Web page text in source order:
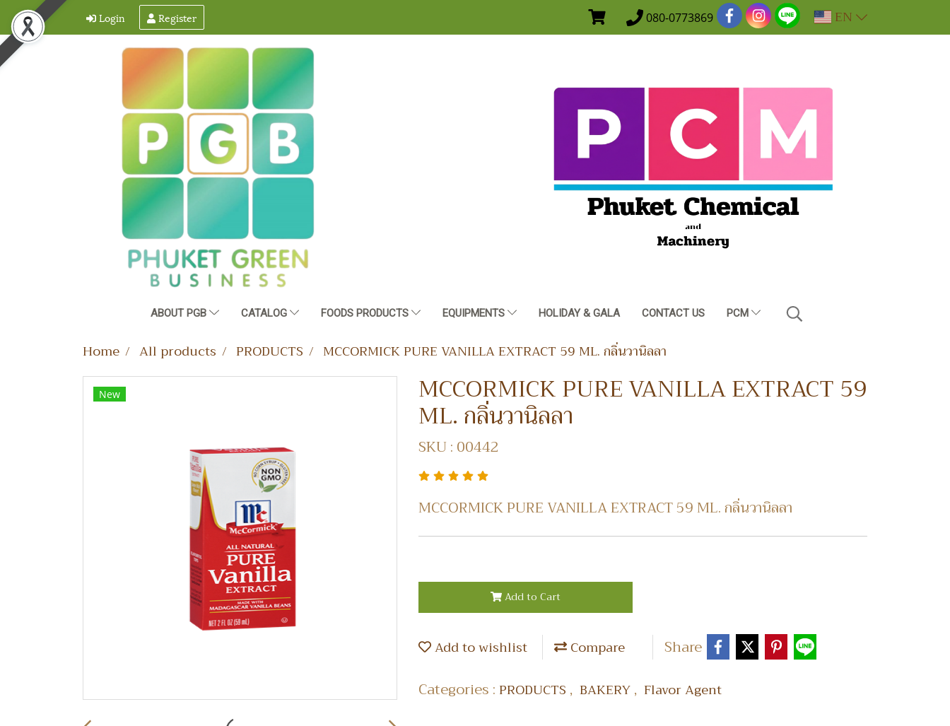
Login Register 080-0773869 EN
ABOUT PGB CATALOG FOODS PRODUCTS EQUIPMENTS HOLIDAY & GALA CONTACT US PCM
Home All products PRODUCTS MCCORMICK PURE VANILLA EXTRACT 59 ML. กลิ่นวานิลลา
New MCCORMICK PURE VANILLA EXTRACT 59
ML. กลิ่นวานิลลา
SKU : 00442
MCCORMICK PURE VANILLA EXTRACT 59 ML. กลิ่นวานิลลา
Add to Cart
Add to wishlist Compare
Share
Categories :PRODUCTS , BAKERY, Flavor Agent